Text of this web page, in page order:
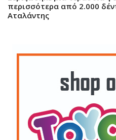
περισσότερα από 2.000
Αταλάντης